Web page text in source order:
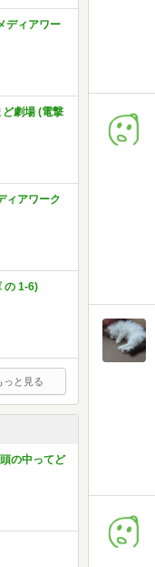
ディアワー
劇場 (電撃
ィアワーク
の 1-6)
っと見る
の中ってど